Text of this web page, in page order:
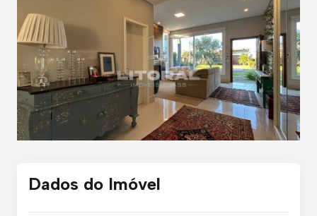
Dados do Imóvel